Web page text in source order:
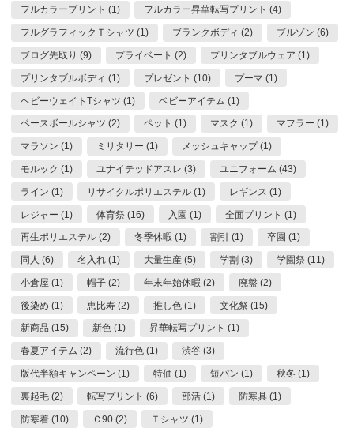
フルカラープリント (1) フルカラー昇華転写プリント (4)
フルグラフィックＴシャツ (1) ブランクボディ (2) ブルゾン (6)
ブログ先取り (9) プライベート (2) プリンタブルウェア (1)
プリンタブルボディ (1) プレゼント (10) プーマ (1)
ヘビーウェイトTシャツ (1) ベビーアイテム (1)
ベースボールシャツ (2) ペット (1) マスク (1) マフラー (1)
マラソン (1) ミリタリー (1) メッシュキャップ (1)
モルック (1) ユナイテッドアスレ (3) ユニフォーム (43)
ライン (1) リサイクルポリエステル (1) レギンス (1)
レジャー (1) 体育祭 (16) 入園 (1) 全面プリント (1)
再生ポリエステル (2) 冬季休暇 (1) 割引 (1) 卒園 (1)
同人 (6) 名入れ (1) 大量生産 (5) 学割 (3) 学園祭 (11)
小倉屋 (1) 帽子 (2) 年末年始休暇 (2) 廃盤 (2)
後染め (1) 恵比寿 (2) 推し色 (1) 文化祭 (15)
新商品 (15) 新色 (1) 昇華転写プリント (1)
春夏アイテム (2) 流行色 (1) 渋谷 (3)
版代半額キャンペーン (1) 特価 (1) 短パン (1) 秋冬 (1)
裏起毛 (2) 転写プリント (6) 部活 (1) 防寒具 (1)
防寒着 (10) Ｃ90 (2) Ｔシャツ (1)